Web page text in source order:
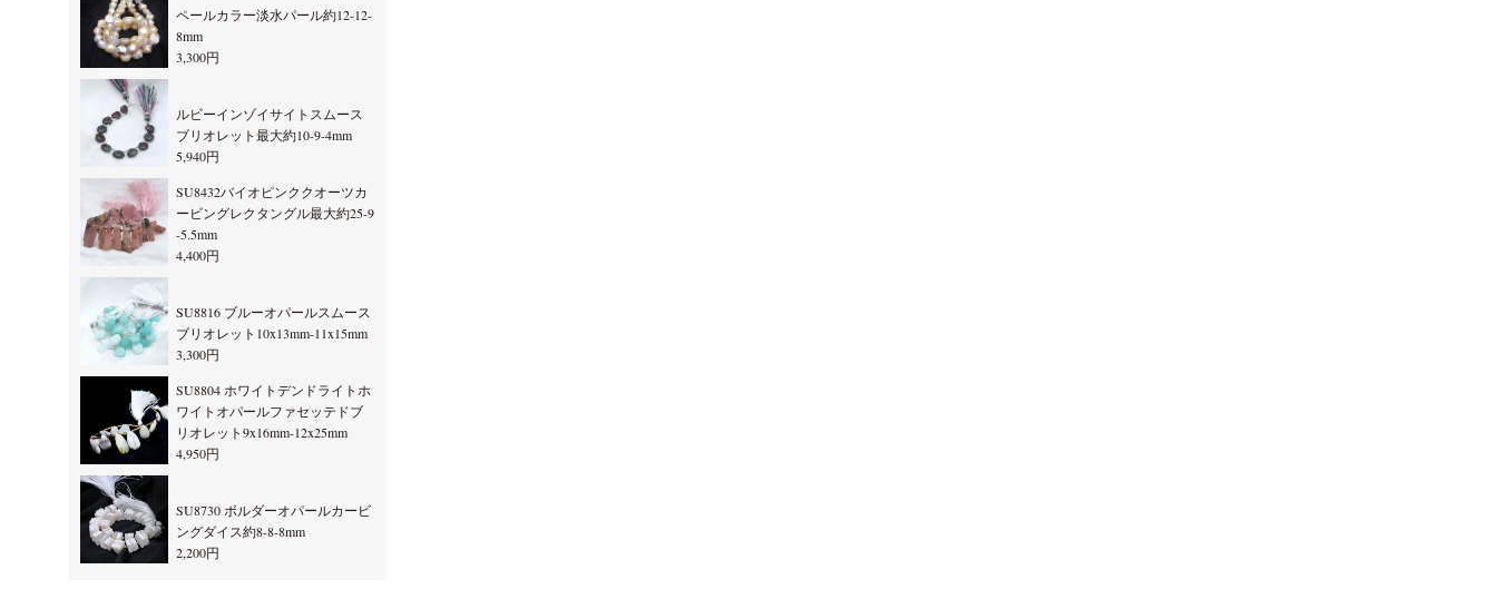
ペールカラー淡水パール約12-12-
8mm
3,300円
ルビーインゾイサイトスムース
ブリオレット最大約10-9-4mm
5,940円
SU8432バイオピンククオーツカ
ービングレクタングル最大約25-9
-5.5mm
4,400円
SU8816 ブルーオパールスムース
ブリオレット10x13mm-11x15mm
3,300円
SU8804 ホワイトデンドライトホ
ワイトオパールファセッテドブ
リオレット9x16mm-12x25mm
4,950円
SU8730 ボルダーオパールカービ
ングダイス約8-8-8mm
2,200円